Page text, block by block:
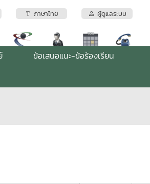
ภาษาไทย ผู้ดูแลระบบ
ข้อเสนอแนะ-ข้อร้องเรียน